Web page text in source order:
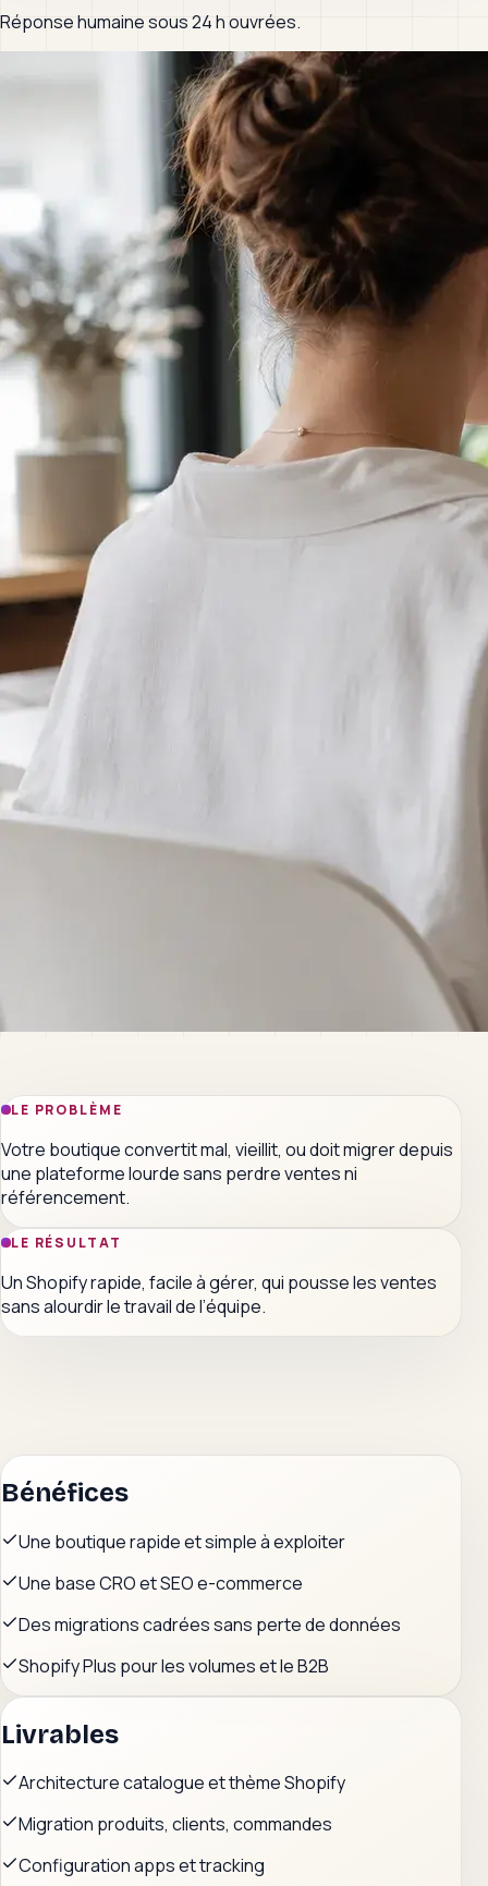
Réponse humaine sous 24 h ouvrées.
LE PROBLÈME
Votre boutique convertit mal, vieillit, ou doit migrer depuis
une plateforme lourde sans perdre ventes ni
référencement.
LE RÉSULTAT
Un Shopify rapide, facile à gérer, qui pousse les ventes
sans alourdir le travail de l’équipe.
Bénéfices
Une boutique rapide et simple à exploiter
Une base CRO et SEO e-commerce
Des migrations cadrées sans perte de données
Shopify Plus pour les volumes et le B2B
Livrables
Architecture catalogue et thème Shopify
Migration produits, clients, commandes
Configuration apps et tracking